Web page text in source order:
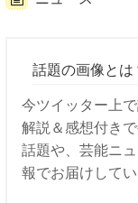
話題の画像とは
今ツイッター上
解説＆感想付き
話題や、芸能ニ
報でお届けしてい